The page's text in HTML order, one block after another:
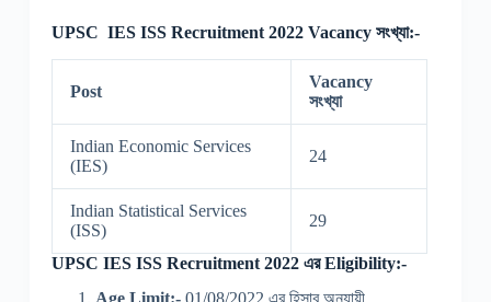
UPSC IES ISS Recruitment 2022 Vacancy সংখ্যা:-
Post
Vacancy
সংখ্যা
Indian Economic Services
(IES)
24
Indian Statistical Services
(ISS)
29
UPSC IES ISS Recruitment 2022 এর Eligibility:-